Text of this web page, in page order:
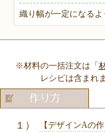
織り幅が一定になるよ
※材料の一括注文は「
レシピは含まれ
１）
【デザインAの作